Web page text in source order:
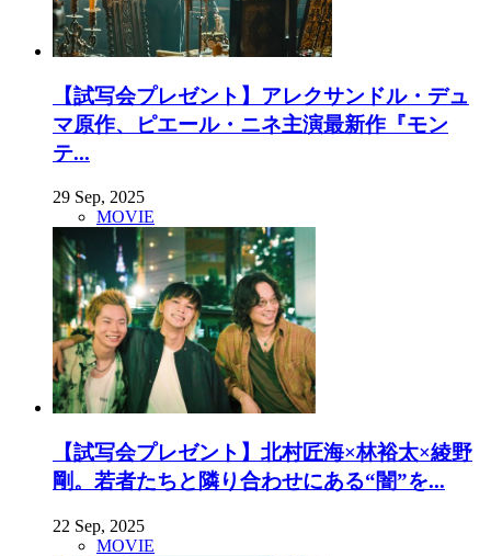
【試写会プレゼント】アレクサンドル・デュ
マ原作、ピエール・ニネ主演最新作『モン
テ...
29 Sep, 2025
MOVIE
【試写会プレゼント】北村匠海×林裕太×綾野
剛。若者たちと隣り合わせにある“闇”を...
22 Sep, 2025
MOVIE